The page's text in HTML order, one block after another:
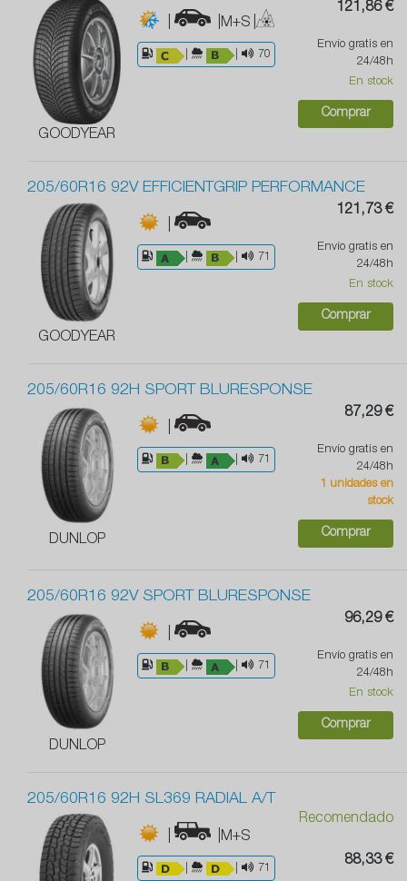
GOODYEAR
| |M+S |
70
121,86 €
Envío gratis en
24/48h
En stock
Comprar
205/60R16 92V EFFICIENTGRIP PERFORMANCE
GOODYEAR
|
71
121,73 €
Envío gratis en
24/48h
En stock
Comprar
205/60R16 92H SPORT BLURESPONSE
DUNLOP
|
71
87,29 €
Envío gratis en
24/48h
1 unidades en
stock
Comprar
205/60R16 92V SPORT BLURESPONSE
DUNLOP
|
71
96,29 €
Envío gratis en
24/48h
En stock
Comprar
205/60R16 92H SL369 RADIAL A/T
| |M+S
71
Recomendado
88,33 €